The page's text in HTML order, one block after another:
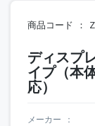
商品コード
ディスプ
イプ（本
応）
メーカー